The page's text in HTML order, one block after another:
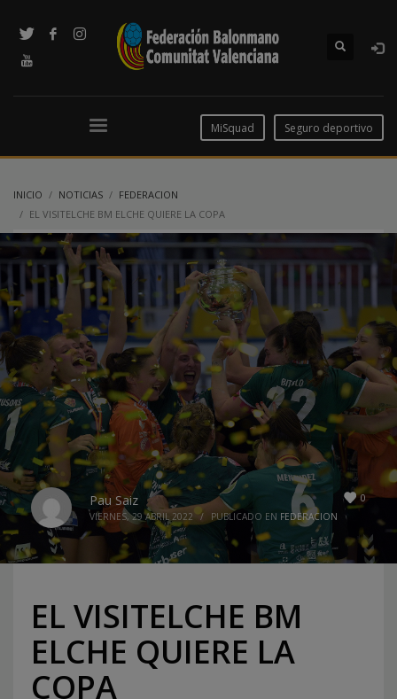
MiSquad Seguro deportivo
INICIO NOTICIAS
FEDERACION
EL VISITELCHE BM ELCHE QUIERE LA COPA
0
Pau Saiz
VIERNES, 29 ABRIL 2022 / PUBLICADO EN FEDERACION
EL VISITELCHE BM
ELCHE QUIERE LA
COPA